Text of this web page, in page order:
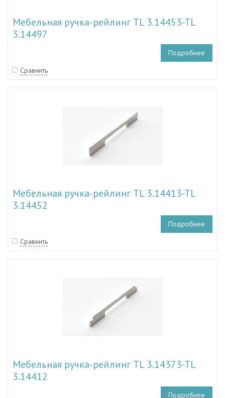
Мебельная ручка-рейлинг TL 3.14453-TL
3.14497
Подробнее
Сравнить
Мебельная ручка-рейлинг TL 3.14413-TL
3.14452
Подробнее
Сравнить
Мебельная ручка-рейлинг TL 3.14373-TL
3.14412
Подробнее